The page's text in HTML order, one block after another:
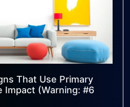
That Use Primary
Impact (Warning: #6